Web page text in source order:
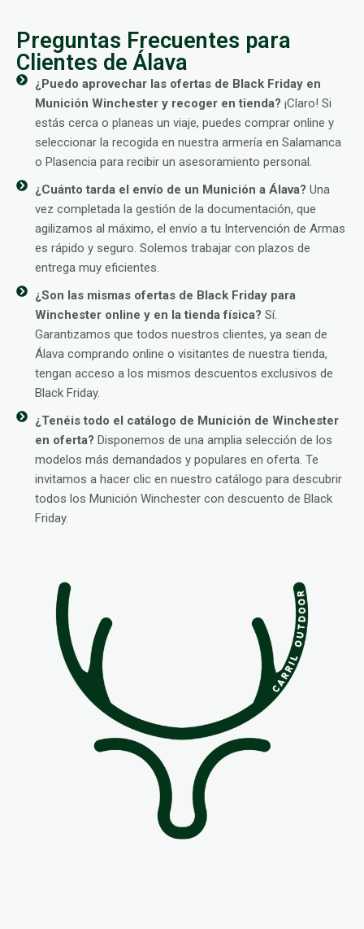
Preguntas Frecuentes para
Clientes de Álava
¿Puedo aprovechar las ofertas de Black Friday en
Munición Winchester y recoger en tienda? ¡Claro! Si
estás cerca o planeas un viaje, puedes comprar online y
seleccionar la recogida en nuestra armería en Salamanca
o Plasencia para recibir un asesoramiento personal.
¿Cuánto tarda el envío de un Munición a Álava? Una
vez completada la gestión de la documentación, que
agilizamos al máximo, el envío a tu Intervención de Armas
es rápido y seguro. Solemos trabajar con plazos de
entrega muy eficientes.
¿Son las mismas ofertas de Black Friday para
Winchester online y en la tienda física? Sí.
Garantizamos que todos nuestros clientes, ya sean de
Álava comprando online o visitantes de nuestra tienda,
tengan acceso a los mismos descuentos exclusivos de
Black Friday.
¿Tenéis todo el catálogo de Munición de Winchester
en oferta? Disponemos de una amplia selección de los
modelos más demandados y populares en oferta. Te
invitamos a hacer clic en nuestro catálogo para descubrir
todos los Munición Winchester con descuento de Black
Friday.